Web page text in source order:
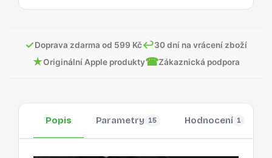
✓Doprava zdarma od 599 Kč↩30 dní na vrácení zboží
★Originální Apple produkty☎Zákaznická podpora
Popis Parametry 15 Hodnocení 1